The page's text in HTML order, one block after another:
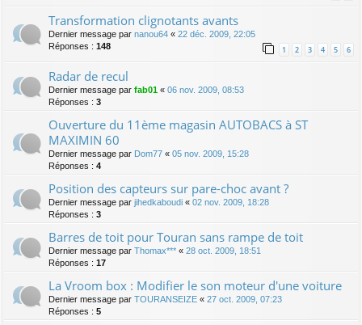
Transformation clignotants avants
Dernier message par nanou64 « 22 déc. 2009, 22:05
Réponses : 148 1 2 3 4 5 6
Radar de recul
Dernier message par fab01 « 06 nov. 2009, 08:53
Réponses : 3
Ouverture du 11ème magasin AUTOBACS à ST
MAXIMIN 60
Dernier message par Dom77 « 05 nov. 2009, 15:28
Réponses : 4
Position des capteurs sur pare-choc avant ?
Dernier message par jihedkaboudi « 02 nov. 2009, 18:28
Réponses : 3
Barres de toit pour Touran sans rampe de toit
Dernier message par Thomax*** « 28 oct. 2009, 18:51
Réponses : 17
La Vroom box : Modifier le son moteur d'une voiture
Dernier message par TOURANSEIZE « 27 oct. 2009, 07:23
Réponses : 5